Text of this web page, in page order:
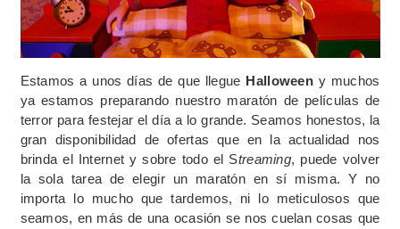
Estamos a unos días de que llegue Halloween y muchos
ya estamos preparando nuestro maratón de películas de
terror para festejar el día a lo grande. Seamos honestos, la
gran disponibilidad de ofertas que en la actualidad nos
brinda el Internet y sobre todo el Streaming, puede volver
la sola tarea de elegir un maratón en sí misma. Y no
importa lo mucho que tardemos, ni lo meticulosos que
seamos, en más de una ocasión se nos cuelan cosas que